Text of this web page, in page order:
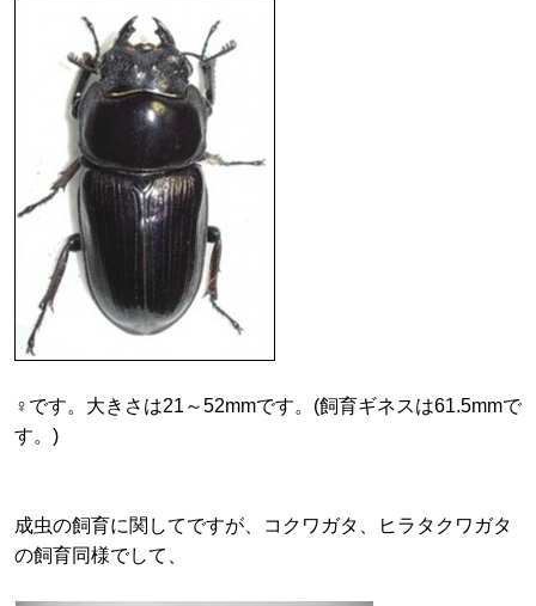
♀です。大きさは21～52mmです。(飼育ギネスは61.5mmで
す。)
成虫の飼育に関してですが、コクワガタ、ヒラタクワガタ
の飼育同様でして、